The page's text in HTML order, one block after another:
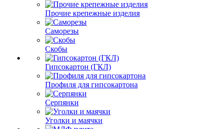
Прочие крепежные изделия
Саморезы
Скобы
Гипсокартон (ГКЛ)
Профиля для гипсокартона
Серпянки
Уголки и маячки